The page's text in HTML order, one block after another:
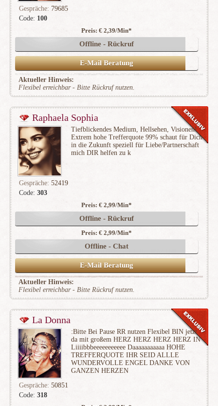
Code: 100
Gespräche: 79685
(11005)
Preis: € 2,39/Min*
Offline - Rückruf
E-Mail Beratung
Aktueller Hinweis:
Flexibel erreichbar - Bitte Rückruf nutzen.
Raphaela Sophia
Code: 303
Tiefblickendes Medium, Hellsehen, Visionen!
Extrem hohe Trefferquote 99% schaut für Dich
in die Zukunft speziell für Liebe/Partnerschaft
mich DIR helfen zu k
Gespräche: 52419
(12955)
Preis: € 2,99/Min*
Offline - Rückruf
Preis: € 2,99/Min*
Offline - Chat
E-Mail Beratung
Aktueller Hinweis:
Flexibel erreichbar - Bitte Rückruf nutzen.
La Donna
Code: 318
:Bitte Bei Pause RR nutzen Flexibel BIN jetzt
da mit großem HERZ HERZ HERZ HERZ IN
Liiiibbbeeeeeeeeeee Daaaaaaaaaaa HOHE
TREFFERQUOTE IHR SEID ALLLE
WUNDERVOLLE ENGEL DANKE VON
GANZEN HERZEN
Gespräche: 50851